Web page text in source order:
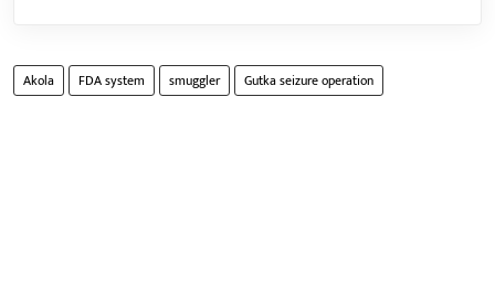
Akola FDA system smuggler Gutka seizure operation